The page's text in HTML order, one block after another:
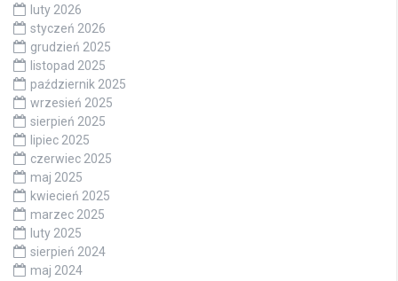
luty 2026
styczeń 2026
grudzień 2025
listopad 2025
październik 2025
wrzesień 2025
sierpień 2025
lipiec 2025
czerwiec 2025
maj 2025
kwiecień 2025
marzec 2025
luty 2025
sierpień 2024
maj 2024